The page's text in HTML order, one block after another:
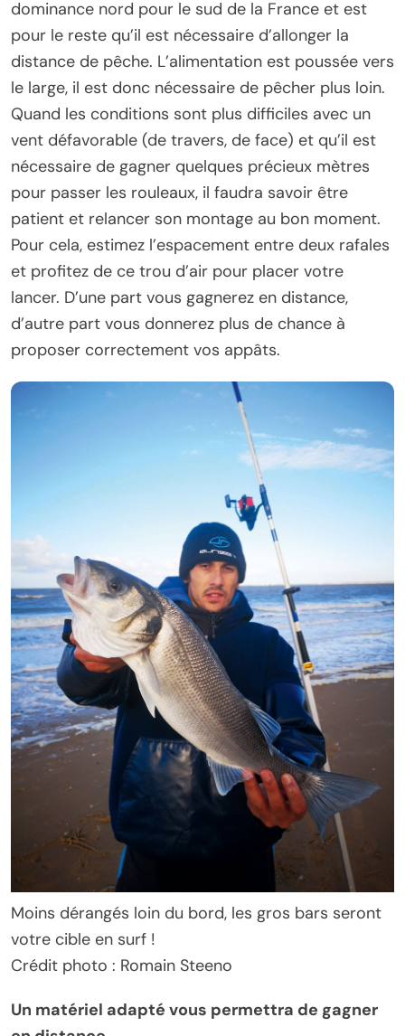
dominance nord pour le sud de la France et est
pour le reste qu’il est nécessaire d’allonger la
distance de pêche. L’alimentation est poussée vers
le large, il est donc nécessaire de pêcher plus loin.
Quand les conditions sont plus difficiles avec un
vent défavorable (de travers, de face) et qu’il est
nécessaire de gagner quelques précieux mètres
pour passer les rouleaux, il faudra savoir être
patient et relancer son montage au bon moment.
Pour cela, estimez l’espacement entre deux rafales
et profitez de ce trou d’air pour placer votre
lancer. D’une part vous gagnerez en distance,
d’autre part vous donnerez plus de chance à
proposer correctement vos appâts.
Moins dérangés loin du bord, les gros bars seront
votre cible en surf !
Crédit photo : Romain Steeno
Un matériel adapté vous permettra de gagner